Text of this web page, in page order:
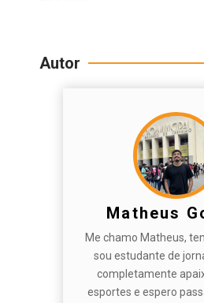
Autor
Matheus
Me chamo Matheus,
sou estudante de
completamente
esportes e espero